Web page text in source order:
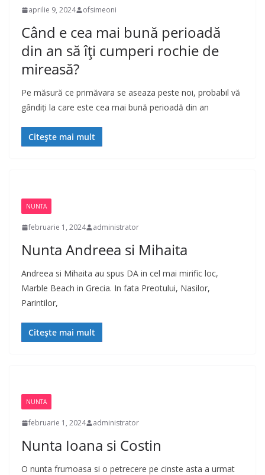
aprilie 9, 2024 ofsimeoni
Când e cea mai bună perioadă
din an să îți cumperi rochie de
mireasă?
Pe măsură ce primăvara se aseaza peste noi, probabil vă
gândiți la care este cea mai bună perioadă din an
Citește mai mult
NUNTA
februarie 1, 2024 administrator
Nunta Andreea si Mihaita
Andreea si Mihaita au spus DA in cel mai mirific loc,
Marble Beach in Grecia. In fata Preotului, Nasilor,
Parintilor,
Citește mai mult
NUNTA
februarie 1, 2024 administrator
Nunta Ioana si Costin
O nunta frumoasa si o petrecere pe cinste asta a urmat